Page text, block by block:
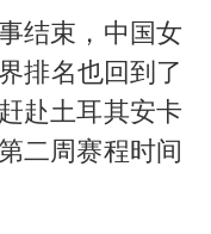
胜宏科技：股票交易异常波动
秋天的第一杯奶茶到底有多火
U17国足三连胜晋级明日之星半决赛
国乒男单横滨冠军赛全军覆没
结束，中国女
排名也回到了
赴土耳其安卡
二周赛程时间